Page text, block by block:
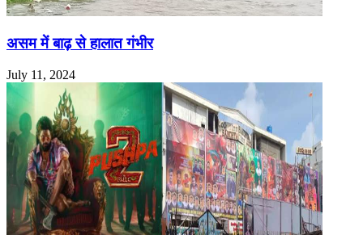
असम में बाढ़ से हालात गंभीर
July 11, 2024